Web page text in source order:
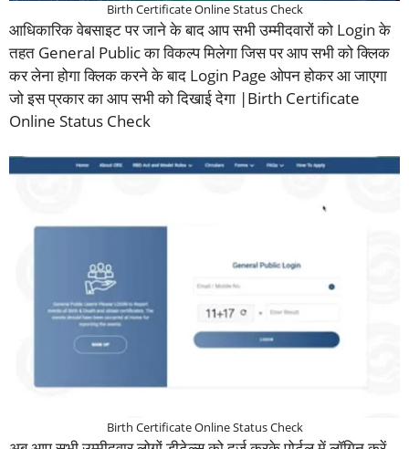
Birth Certificate Online Status Check
आधिकारिक वेबसाइट पर जाने के बाद आप सभी उम्मीदवारों को Login के
तहत General Public का विकल्प मिलेगा जिस पर आप सभी को क्लिक
कर लेना होगा क्लिक करने के बाद Login Page ओपन होकर आ जाएगा
जो इस प्रकार का आप सभी को दिखाई देगा |Birth Certificate
Online Status Check
Birth Certificate Online Status Check